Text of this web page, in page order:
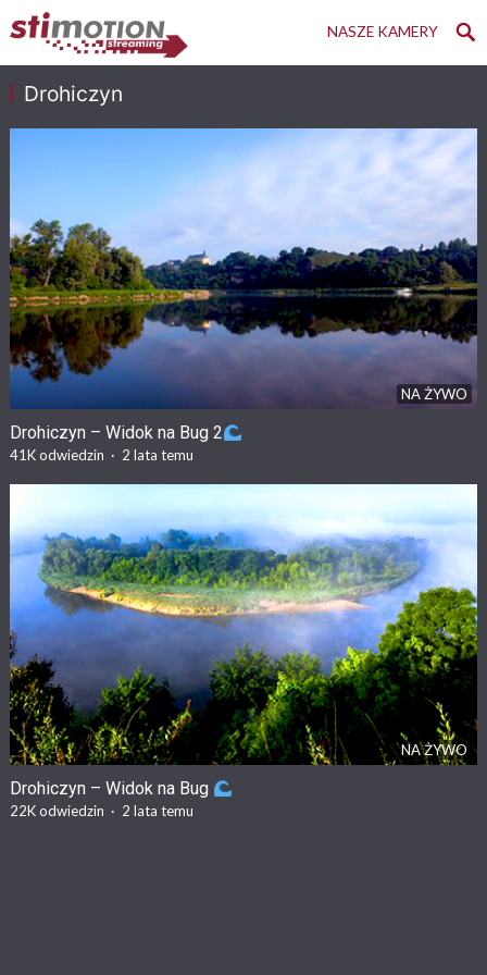
NASZE KAMERY
Drohiczyn
NA ŻYWO
Drohiczyn – Widok na Bug 2
41Kodwiedzin · 2 lata temu
NA ŻYWO
Drohiczyn – Widok na Bug
22Kodwiedzin · 2 lata temu